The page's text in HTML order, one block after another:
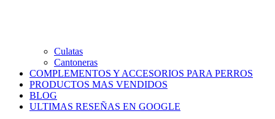
Culatas
Cantoneras
COMPLEMENTOS Y ACCESORIOS PARA PERROS
PRODUCTOS MAS VENDIDOS
BLOG
ULTIMAS RESEÑAS EN GOOGLE